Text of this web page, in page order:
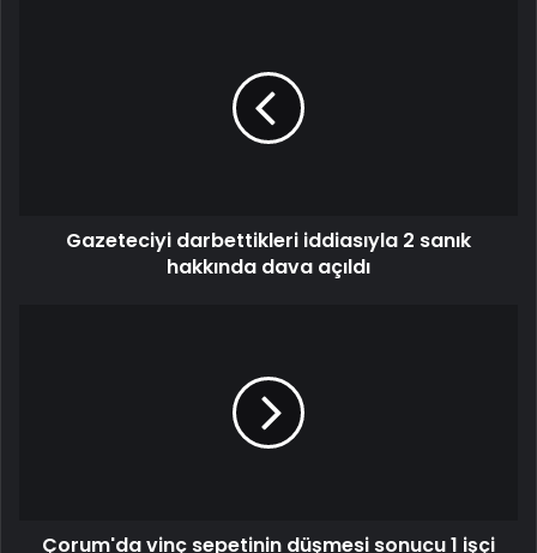
Gazeteciyi darbettikleri iddiasıyla 2 sanık
hakkında dava açıldı
Çorum'da vinç sepetinin düşmesi sonucu 1 işçi